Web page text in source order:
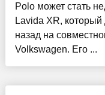
Polo может стать
Lavida XR,
назад на
Volkswagen. Его ...